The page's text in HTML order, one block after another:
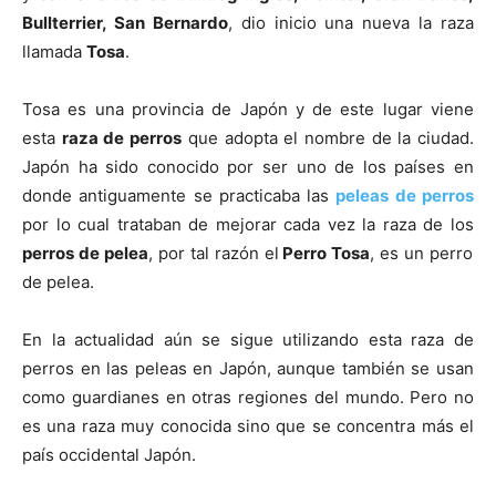
Perros
Fotos
Cachorros
Bullterrier, San Bernardo, dio inicio una nueva la raza
llamada Tosa.
Tosa es una provincia de Japón y de este lugar viene
esta raza de perros que adopta el nombre de la ciudad.
Japón ha sido conocido por ser uno de los países en
donde antiguamente se practicaba las peleas de perros
por lo cual trataban de mejorar cada vez la raza de los
perros de pelea, por tal razón el Perro Tosa, es un perro
de pelea.
En la actualidad aún se sigue utilizando esta raza de
perros en las peleas en Japón, aunque también se usan
como guardianes en otras regiones del mundo. Pero no
es una raza muy conocida sino que se concentra más el
país occidental Japón.